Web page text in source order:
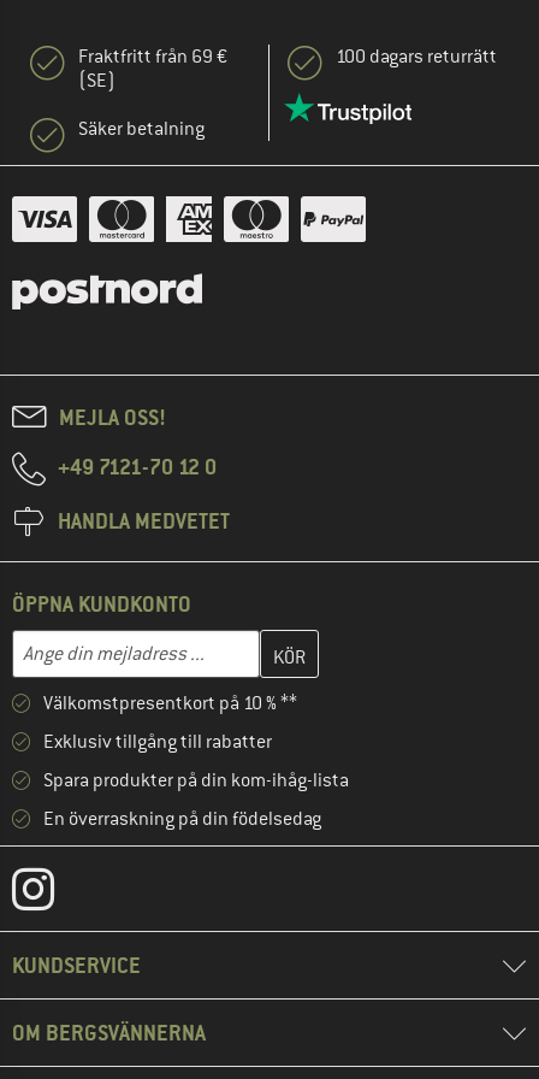
Fraktfritt från 69 €
(SE)
Säker betalning
100 dagars returrätt
MEJLA OSS!
+49 7121-70 12 0
HANDLA MEDVETET
ÖPPNA KUNDKONTO
Mejladress
Skriv in din e-postadress här och skapa ditt kundkonto i nästa
Välkomstpresentkort på 10 % **
Exklusiv tillgång till rabatter
Spara produkter på din kom-ihåg-lista
En överraskning på din födelsedag
KUNDSERVICE
OM BERGSVÄNNERNA